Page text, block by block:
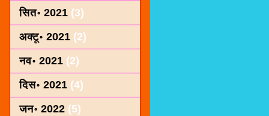
सित॰ 2021 (3)
अक्टू॰ 2021 (2)
नव॰ 2021 (2)
दिस॰ 2021 (4)
जन॰ 2022 (5)